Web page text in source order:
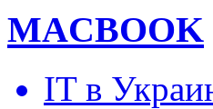
MACBOOK
IT в